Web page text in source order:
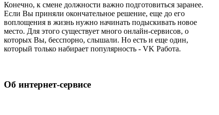
Конечно, к смене должности важно подготовиться заранее.
Если Вы приняли окончательное решение, еще до его
воплощения в жизнь нужно начинать подыскивать новое
место. Для этого существует много онлайн-сервисов, о
которых Вы, бесспорно, слышали. Но есть и еще один,
который только набирает популярность - VK Работа.
Об интернет-сервисе